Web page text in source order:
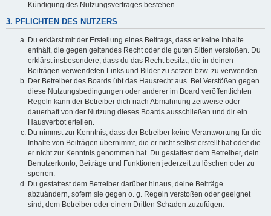
Kündigung des Nutzungsvertrages bestehen.
3. PFLICHTEN DES NUTZERS
Du erklärst mit der Erstellung eines Beitrags, dass er keine Inhalte
enthält, die gegen geltendes Recht oder die guten Sitten verstoßen. Du
erklärst insbesondere, dass du das Recht besitzt, die in deinen
Beiträgen verwendeten Links und Bilder zu setzen bzw. zu verwenden.
Der Betreiber des Boards übt das Hausrecht aus. Bei Verstößen gegen
diese Nutzungsbedingungen oder anderer im Board veröffentlichten
Regeln kann der Betreiber dich nach Abmahnung zeitweise oder
dauerhaft von der Nutzung dieses Boards ausschließen und dir ein
Hausverbot erteilen.
Du nimmst zur Kenntnis, dass der Betreiber keine Verantwortung für die
Inhalte von Beiträgen übernimmt, die er nicht selbst erstellt hat oder die
er nicht zur Kenntnis genommen hat. Du gestattest dem Betreiber, dein
Benutzerkonto, Beiträge und Funktionen jederzeit zu löschen oder zu
sperren.
Du gestattest dem Betreiber darüber hinaus, deine Beiträge
abzuändern, sofern sie gegen o. g. Regeln verstoßen oder geeignet
sind, dem Betreiber oder einem Dritten Schaden zuzufügen.